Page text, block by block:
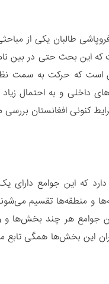
طالبان یکی از
این بحث حتی در بین
که حرکت به سمت
داخلی و به احتمال
کنونی افغانستان
که این جوامع دارای
و منطقه‌ها تقسیم
جوامع هر چند بخش‌ها و
این بخش‌ها همگی تابع